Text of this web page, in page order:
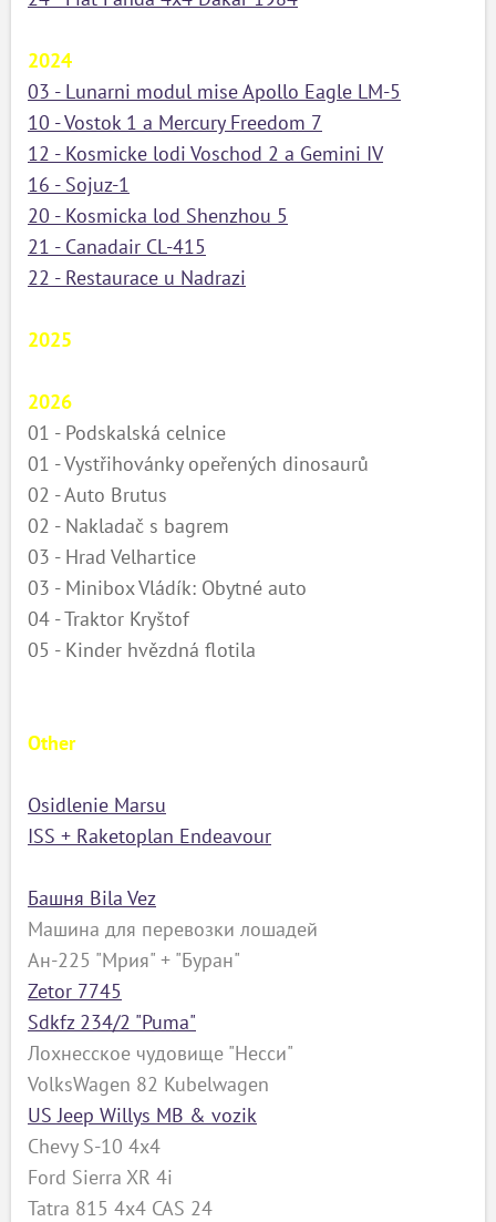
2024
03 - Lunarni modul mise Apollo Eagle LM-5
10 - Vostok 1 a Mercury Freedom 7
12 - Kosmicke lodi Voschod 2 a Gemini IV
16 - Sojuz-1
20 - Kosmicka lod Shenzhou 5
21 - Canadair CL-415
22 - Restaurace u Nadrazi
2025
2026
01 - Podskalská celnice
01 - Vystřihovánky opeřených dinosaurů
02 - Auto Brutus
02 - Nakladač s bagrem
03 - Hrad Velhartice
03 - Minibox Vládík: Obytné auto
04 - Traktor Kryštof
05 - Kinder hvězdná flotila
Other
Osidlenie Marsu
ISS + Raketoplаn Endeavour
Башня Bila Vez
Машина для перевозки лошадей
Ан-225 "Мрия" + "Буран"
Zetor 7745
Sdkfz 234/2 "Puma"
Лохнесское чудовище "Несси"
VolksWagen 82 Kubelwagen
US Jeep Willys MB & vozik
Chevy S-10 4x4
Ford Sierra XR 4i
Tatra 815 4x4 CAS 24